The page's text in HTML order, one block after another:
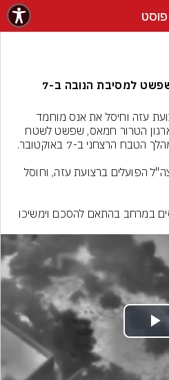
פוסט
צה"ל: חיסלנו מפקד נוח'בה שפשט למסיבת הנובה ב-7
צה"ל תקף אתמול (ב') במרכז רצועת עזה וחיסל את אנס מוחמד
Play
Video